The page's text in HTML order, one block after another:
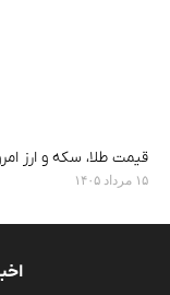
قیمت طلا، سکه و ارز امروز؛ ۱۵ مرداد
۱۵ مرداد ۱۴۰۵